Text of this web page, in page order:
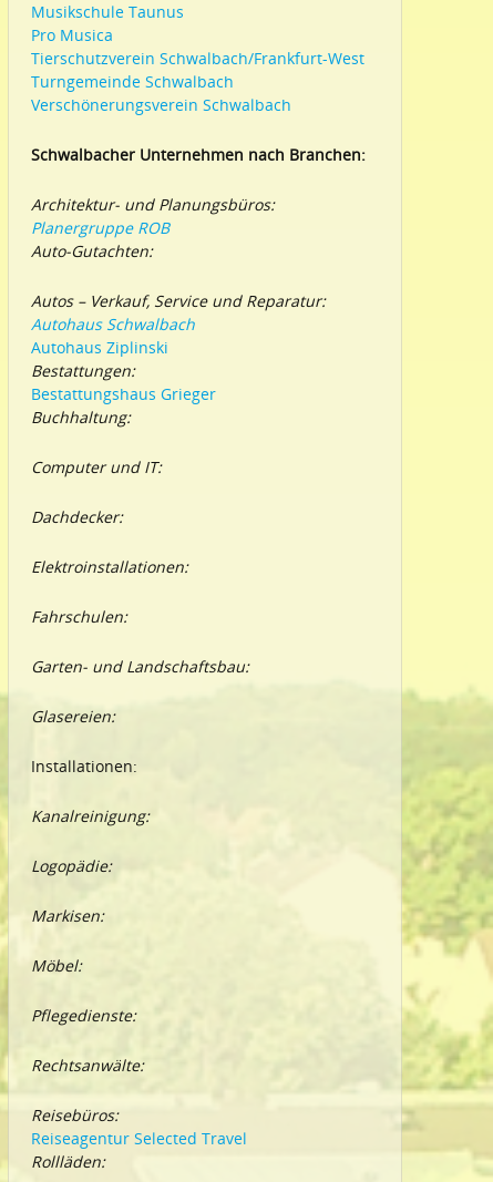
Musikschule Taunus
Pro Musica
Tierschutzverein Schwalbach/Frankfurt-West
Turngemeinde Schwalbach
Verschönerungsverein Schwalbach
Schwalbacher Unternehmen nach Branchen:
Architektur- und Planungsbüros:
Planergruppe ROB
Auto-Gutachten:
Autos – Verkauf, Service und Reparatur:
Autohaus Schwalbach
Autohaus Ziplinski
Bestattungen:
Bestattungshaus Grieger
Buchhaltung:
Computer und IT:
Dachdecker:
Elektroinstallationen:
Fahrschulen:
Garten- und Landschaftsbau:
Glasereien:
Installationen:
Kanalreinigung:
Logopädie:
Markisen:
Möbel:
Pflegedienste:
Rechtsanwälte:
Reisebüros:
Reiseagentur Selected Travel
Rollläden: